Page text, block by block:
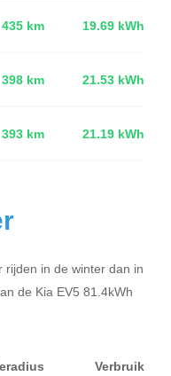
435 km 19.69 kWh
398 km 21.53 kWh
393 km 21.19 kWh
rijden in de winter dan in
de Kia EV5 81.4kWh
Verbruik